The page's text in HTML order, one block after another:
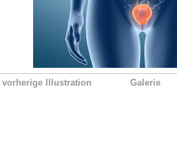
vorherige Illustration Galerie